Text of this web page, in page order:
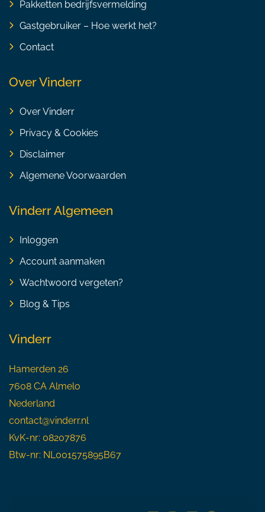
Pakketten bedrijfsvermelding
Gastgebruiker – Hoe werkt het?
Contact
Over Vinderr
Over Vinderr
Privacy & Cookies
Disclaimer
Algemene Voorwaarden
Vinderr Algemeen
Inloggen
Account aanmaken
Wachtwoord vergeten?
Blog & Tips
Vinderr
Hamerden 26
7608 CA Almelo
Nederland
contact@vinderr.nl
KvK-nr: 08207876
Btw-nr: NL001575895B67